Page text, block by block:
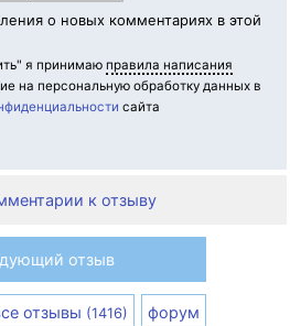
о новых комментариях в этой
я принимаю правила написания
на персональную обработку данных в
сайта
к отзыву
отзыв
отзывы (1416) форум